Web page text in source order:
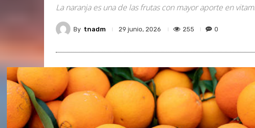
La naranja es una de las frutas con mayor aporte en
By tnadm 29 junio, 2026 255 0